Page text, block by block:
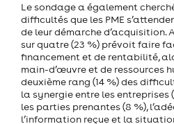
Le sondage a également
difficultés que les PME
de leur démarche d’acquisition.
sur quatre (23 %) prévoit faire
financement et de rentabilité,
main-d’œuvre et de ressources
deuxième rang (14 %) des
la synergie entre les entreprises
les parties prenantes (8 %),
l’information reçue et la